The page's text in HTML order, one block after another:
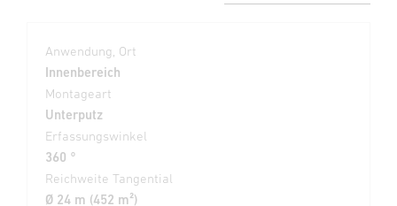
Anwendung, Ort
Innenbereich
Montageart
Unterputz
Erfassungswinkel
360 °
Reichweite Tangential
Ø 24 m (452 m²)